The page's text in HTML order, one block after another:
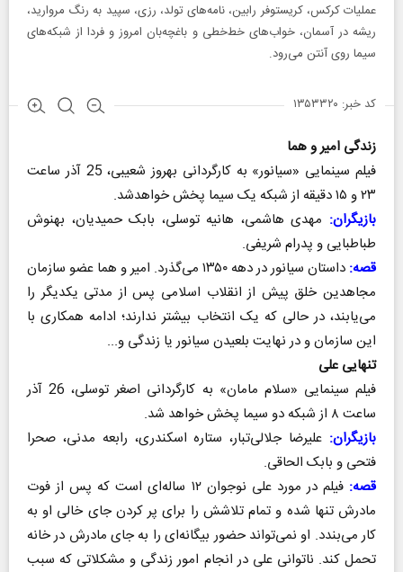
عملیات کرکس، کریستوفر رابین، نامه‌های تولد، رزی، سپید به رنگ مروارید،
ریشه در آسمان، خواب‌های خط‌خطی و باغچه‌بان امروز و فردا از شبکه‌های
سیما روی آنتن می‌رود.
کد خبر: ۱۳۵۳۳۲۰
زندگی امیر و هما
فیلم سینمایی «سیانور» به کارگردانی بهروز شعیبی، 25 آذر ساعت
۲۳ و ۱۵ دقیقه از شبکه یک سیما پخش خواهدشد.
بازیگران: مهدی هاشمی، هانیه توسلی، بابک حمیدیان، بهنوش
طباطبایی و پدرام شریفی.
قصه:
داستان سیانور در دهه ۱۳۵۰ می‌گذرد. امیر و هما عضو سازمان
مجاهدین خلق پیش از انقلاب اسلامی پس از مدتی یکدیگر را
می‌یابند، در حالی که یک انتخاب بیشتر ندارند؛ ادامه همکاری با
این سازمان و در نهایت بلعیدن سیانور یا زندگی و...
تنهایی علی
فیلم سینمایی «سلام مامان» به کارگردانی اصغر توسلی، 26 آذر
ساعت ۸ از شبکه دو سیما پخش خواهد شد.
بازیگران: علیرضا جلالی‌تبار، ستاره اسکندری، رابعه مدنی، صحرا
فتحی و بابک الحاقی.
قصه:
فیلم در مورد علی نوجوان ۱۲ ساله‌ای است که پس از فوت
مادرش تنها شده و تمام تلاشش را برای پر کردن جای خالی او به
کار می‌بندد. او نمی‌تواند حضور بیگانه‌ای را به جای مادرش در خانه
تحمل کند. ناتوانی علی در انجام امور زندگی و مشکلاتی که سبب